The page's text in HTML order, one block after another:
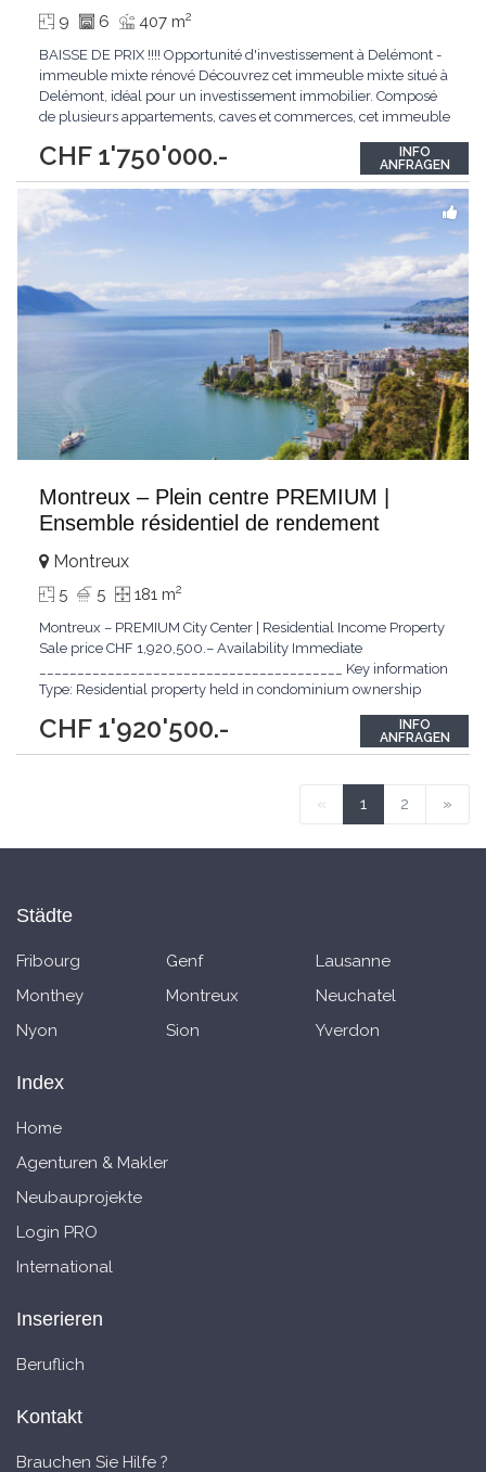
CHF 1'750'000.-
9 6 407 m2
BAISSE DE PRIX !!!! Opportunité d'investissement à Delémont -
immeuble mixte rénové Découvrez cet immeuble mixte situé à
Delémont, idéal pour un investissement immobilier. Composé
de plusieurs appartements, caves et commerces, cet immeuble
Rénové en 2013, il est équipé d'un système de chauffage au gaz
par radiateurs. Description...
INFO
ANFRAGEN
Montreux – Plein centre PREMIUM |
Ensemble résidentiel de rendement
CHF 1'920'500.-
Montreux
5 5 181 m2
Montreux – PREMIUM City Center | Residential Income Property
Sale price CHF 1,920,500.– Availability Immediate
________________________________________ Key information
Type: Residential property held in condominium ownership
High-quality residential building Year of construction: 1985
Condition: Very well maintained PPE renovation...
INFO
ANFRAGEN
« 1 2 »
Städte
Fribourg Genf
Lausanne
Monthey
Montreux
Neuchatel
Nyon
Sion Yverdon
Index
Home
Agenturen & Makler
Neubauprojekte
Login PRO
International
Inserieren
Beruflich
Kontakt
Brauchen Sie Hilfe ?